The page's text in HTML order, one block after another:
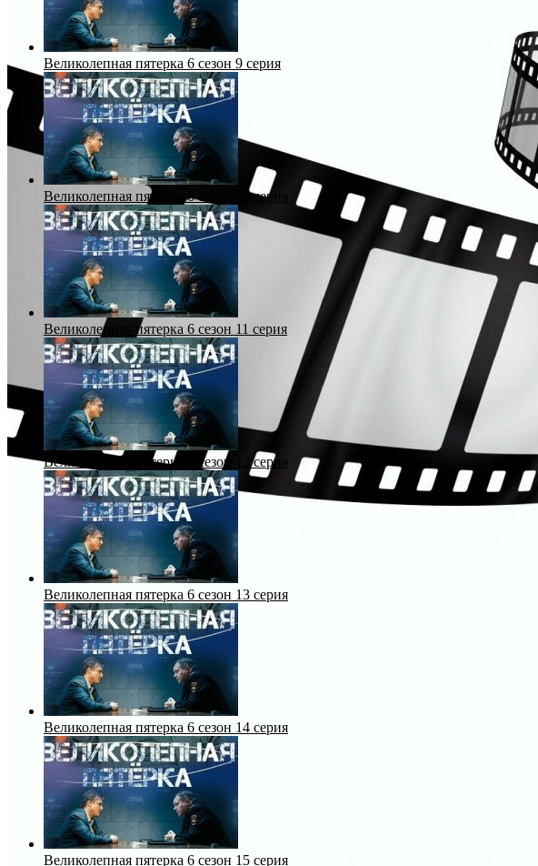
Великолепная пятерка 6 сезон 9 серия
Великолепная пятерка 6 сезон 10 серия
Великолепная пятерка 6 сезон 11 серия
Великолепная пятерка 6 сезон 12 серия
Великолепная пятерка 6 сезон 13 серия
Великолепная пятерка 6 сезон 14 серия
Великолепная пятерка 6 сезон 15 серия